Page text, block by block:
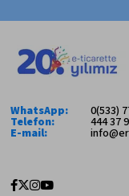
WhatsApp: 0(533)
Telefon: 444 37
E-mail: